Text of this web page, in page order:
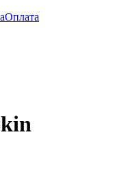
Оплата